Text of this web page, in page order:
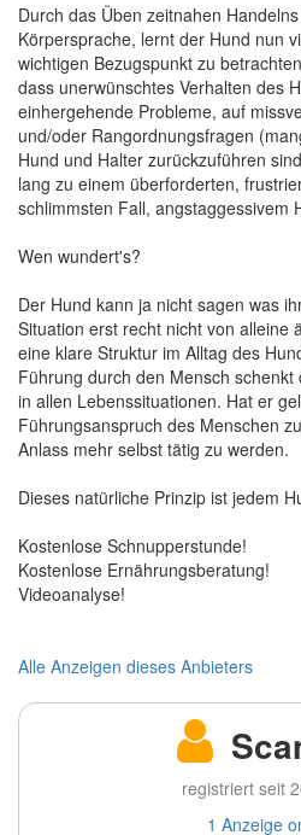
Durch das Üben zeitnahen
Körpersprache, lernt der Hund nun
wichtigen Bezugspunkt zu
dass unerwünschtes Verhalten des
einhergehende Probleme, auf
und/oder Rangordnungsfragen
Hund und Halter zurückzuführen
lang zu einem überforderten,
schlimmsten Fall, angstaggessivem
Wen wundert's?
Der Hund kann ja nicht sagen was
Situation erst recht nicht von alleine
eine klare Struktur im Alltag des
Führung durch den Mensch
in allen Lebenssituationen. Hat er
Führungsanspruch des Menschen
Anlass mehr selbst tätig zu werden.
Dieses natürliche Prinzip ist jedem
Kostenlose Schnupperstunde!
Kostenlose Ernährungsberatung!
Videoanalyse!
Alle Anzeigen dieses Anbieters
registriert seit
1 Anzeige